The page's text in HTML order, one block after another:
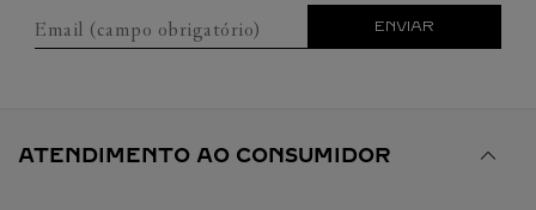
Email (campo obrigatório) ENVIAR
ATENDIMENTO AO CONSUMIDOR